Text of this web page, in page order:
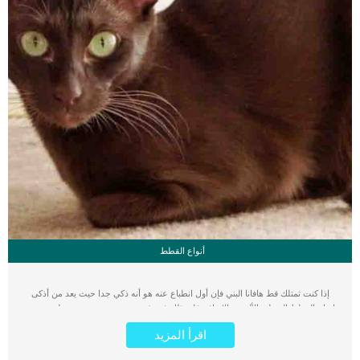
أنواع القطط
إذا كنت تمتلك قط هافانا البني فإن أول انطباع عنه هو أنه ذكي جدا حيث يعد من أذكى
انواع القطط المنزلية الأليفة، بالاضافة غلى ذلك فهو ذو حجم مميز و جسم عضلي رشيق.
يتمتع قط الهافانا البني “Havana Brown” بلون بني بالطبع كما هو واضح من اسمه، كما
يتميز بميزة مهمة وهي شكل الفك والوجه حيث يمتلك ملامح مميزة للغاية. ثالث مميزات
قط هافانا هو أذنيه، حيث يمتلك أذنين ذات شكل مميز وكبير، تنحني اذنية للأمام مضيفة
اقرأ المزيد